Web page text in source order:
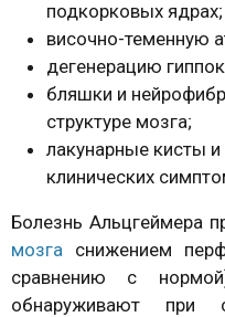
подкорковых ядрах;
височно-теменную
дегенерацию
бляшки и
структуре мозга;
лакунарные кисты
клинических
Болезнь Альцгеймера
мозга снижением
сравнению с
обнаруживают при